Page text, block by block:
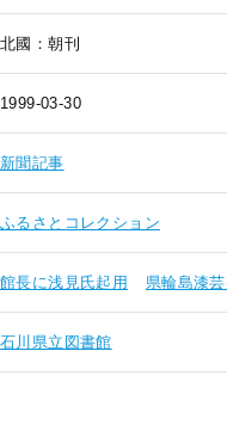
北國：朝刊
1999-03-30
新聞記事
ふるさとコレクション
館長に浅見氏起用 県輪島漆
石川県立図書館